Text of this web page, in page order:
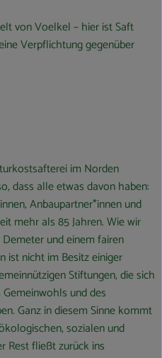
von Voelkel – hier ist Saft
Verpflichtung gegenüber
im Norden
dass alle etwas davon haben:
Anbaupartner*innen und
mehr als 85 Jahren. Wie wir
und einem fairen
ist nicht im Besitz einiger
Stiftungen, die sich
und des
Ganz in diesem Sinne kommt
sozialen und
Rest fließt zurück ins